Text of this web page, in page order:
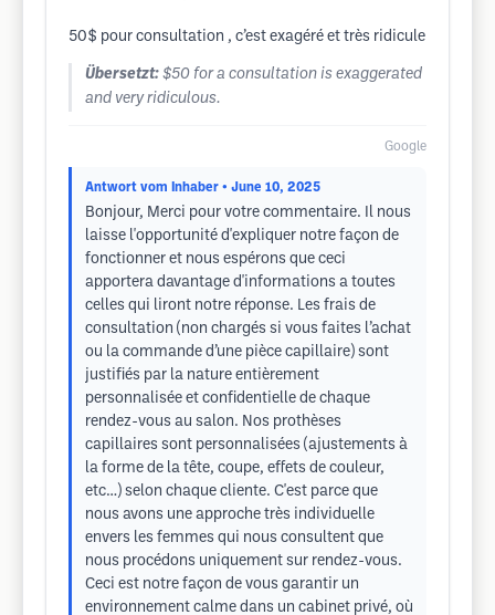
50$ pour consultation , c’est exagéré et très ridicule
Übersetzt: $50 for a consultation is exaggerated
and very ridiculous.
Google
Antwort vom Inhaber • June 10, 2025
Bonjour, Merci pour votre commentaire. Il nous
laisse l'opportunité d'expliquer notre façon de
fonctionner et nous espérons que ceci
apportera davantage d'informations a toutes
celles qui liront notre réponse. Les frais de
consultation (non chargés si vous faites l’achat
ou la commande d’une pièce capillaire) sont
justifiés par la nature entièrement
personnalisée et confidentielle de chaque
rendez-vous au salon. Nos prothèses
capillaires sont personnalisées (ajustements à
la forme de la tête, coupe, effets de couleur,
etc…) selon chaque cliente. C'est parce que
nous avons une approche très individuelle
envers les femmes qui nous consultent que
nous procédons uniquement sur rendez-vous.
Ceci est notre façon de vous garantir un
environnement calme dans un cabinet privé, où